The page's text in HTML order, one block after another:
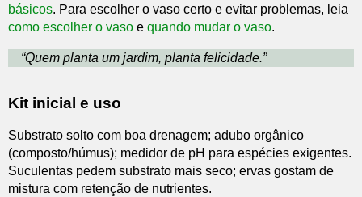
básicos. Para escolher o vaso certo e evitar problemas, leia
como escolher o vaso e quando mudar o vaso.
“Quem planta um jardim, planta felicidade.”
Kit inicial e uso
Substrato solto com boa drenagem; adubo orgânico
(composto/húmus); medidor de pH para espécies exigentes.
Suculentas pedem substrato mais seco; ervas gostam de
mistura com retenção de nutrientes.